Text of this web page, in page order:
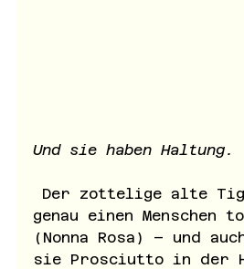
Und sie haben Haltung.
genau einen Menschen
(Nonna Rosa) – und
sie Prosciutto in der